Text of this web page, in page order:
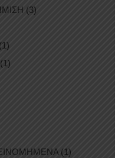
(3)
(1)
(1)
(1)